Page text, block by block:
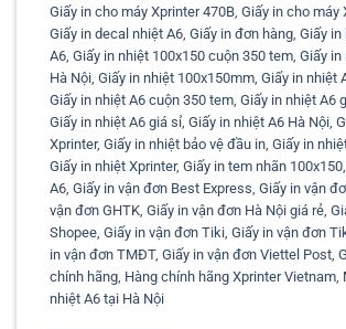
Giấy in cho máy Xprinter 470B, Giấy in cho máy
Giấy in decal nhiệt A6, Giấy in đơn hàng, Giấy
A6, Giấy in nhiệt 100x150 cuộn 350 tem, Giấy in
Hà Nội, Giấy in nhiệt 100x150mm, Giấy in nhiệt
Giấy in nhiệt A6 cuộn 350 tem, Giấy in nhiệt A6
Giấy in nhiệt A6 giá sỉ, Giấy in nhiệt A6 Hà Nội,
Xprinter, Giấy in nhiệt bảo vệ đầu in, Giấy in
Giấy in nhiệt Xprinter, Giấy in tem nhãn 100x150,
A6, Giấy in vận đơn Best Express, Giấy in vận
vận đơn GHTK, Giấy in vận đơn Hà Nội giá rẻ,
Shopee, Giấy in vận đơn Tiki, Giấy in vận đơn
in vận đơn TMĐT, Giấy in vận đơn Viettel Post,
chính hãng, Hàng chính hãng Xprinter Vietnam,
nhiệt A6 tại Hà Nội